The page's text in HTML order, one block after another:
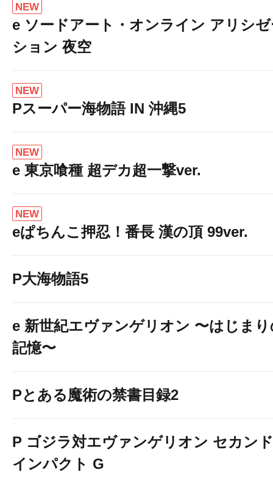
NEW
e ソードアート・オンライン アリシ
ション 夜空
NEW
Pスーパー海物語 IN 沖縄5
NEW
e 東京喰種 超デカ超一撃ver.
NEW
eぱちんこ押忍！番長 漢の頂 99ver.
P大海物語5
e 新世紀エヴァンゲリオン 〜はじま
記憶〜
Pとある魔術の禁書目録2
P ゴジラ対エヴァンゲリオン セカンド
インパクト G